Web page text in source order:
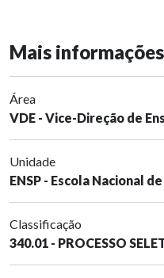
Mais informações
Área
VDE - Vice-Direção de
Unidade
ENSP - Escola Nacional
Classificação
340.01 - PROCESSO